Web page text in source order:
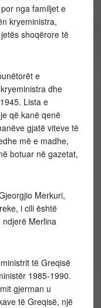
nga familjet e
kryeministra,
shoqërore të
e
dhe
Lista e
që kanë qenë
gjatë viteve të
më e madhe,
botuar në gazetat,
Merkuri,
i cili është
ndjerë Merlina
të Greqisë
1985-1990.
gjerman u
të Greqisë, një